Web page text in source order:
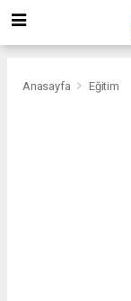
Anasayfa Eğitim